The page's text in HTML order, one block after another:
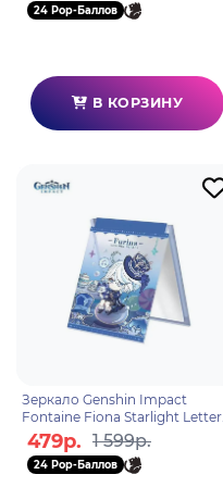
24 Pop-Баллов
В КОРЗИНУ
Зеркало Genshin Impact
Fontaine Fiona Starlight Letters
Fiona's Mango style
6942421111207
479р. 1 599р.
24 Pop-Баллов